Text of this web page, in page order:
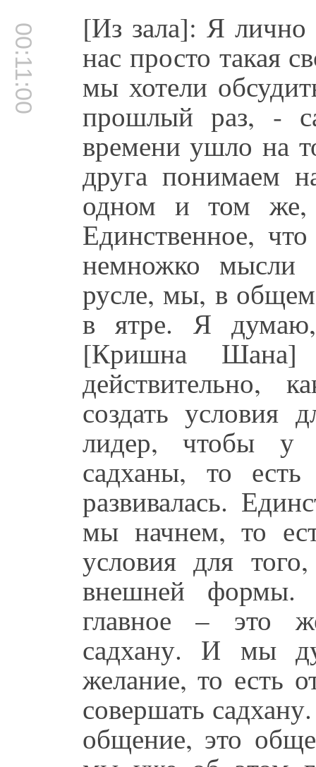
00:11:00 [Из зала]: Я
нас просто такая
мы хотели
прошлый раз, -
времени ушло на
друга понимаем
одном и том же,
Единственное,
немножко мысли
русле, мы, в
в ятре. Я
[Кришна
действительно,
создать условия
лидер, чтобы у
садханы, то
развивалась.
мы начнем, то
условия для
внешней формы.
главное – это
садхану. И мы
желание, то есть
совершать
общение, это